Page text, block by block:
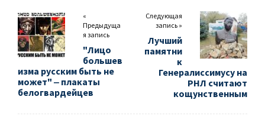
«
Предыдуща
я запись
"Лицо
большев
изма русским быть не
может" ‒ плакаты
белогвардейцев
Следующая
запись »
Лучший
памятни
к
Генералиссимусу на
РНЛ считают
кощунственным